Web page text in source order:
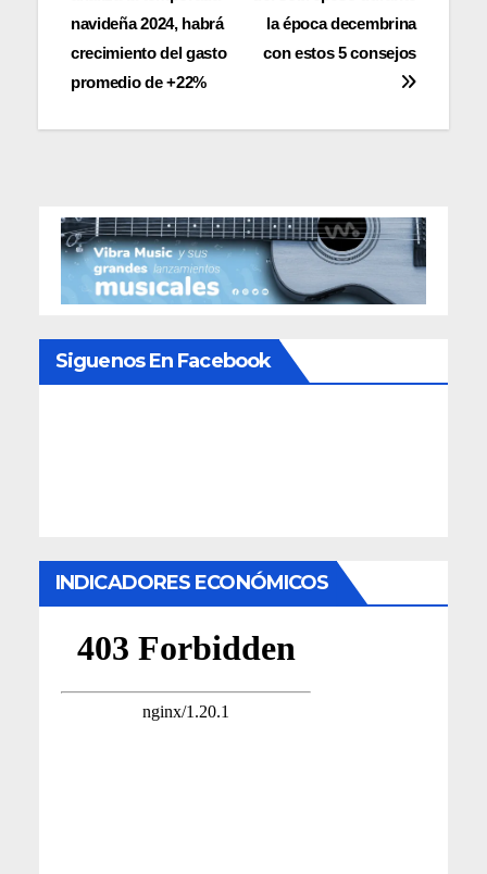
de
entradas
la época decembrina
con estos 5 consejos
navideña 2024, habrá
crecimiento del gasto
promedio de +22%
Siguenos En Facebook
INDICADORES ECONÓMICOS